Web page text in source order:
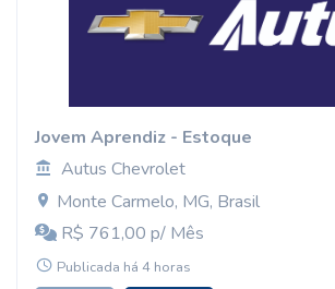
Jovem Aprendiz - Estoque
Autus Chevrolet
Monte Carmelo, MG, Brasil
R$ 761,00 p/ Mês
Publicada há 4 horas